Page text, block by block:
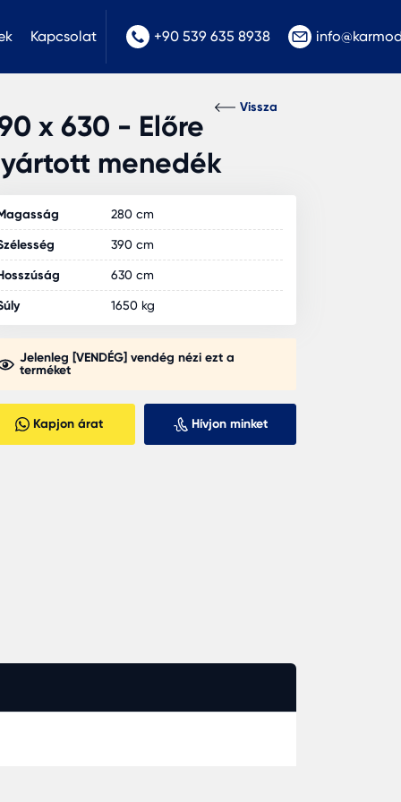
Kapcsolat +90 539 635 8938
Vissza
x 630 - Előre
menedék
280 cm
390 cm
630 cm
1650 kg
Jelenleg [VENDÉG] vendég nézi ezt a
terméket
Kapjon árat Hívjon minket